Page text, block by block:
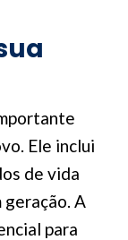
Ele inclui
de vida
geração. A
para